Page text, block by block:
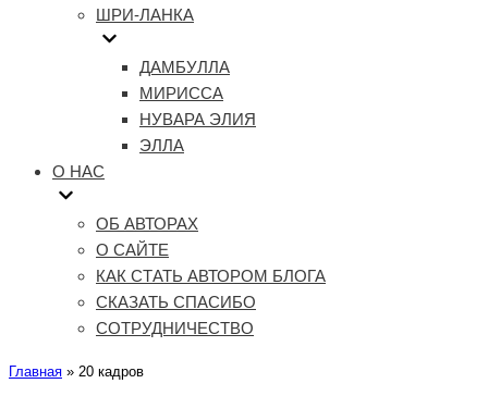
ШРИ-ЛАНКА
ДАМБУЛЛА
МИРИССА
НУВАРА ЭЛИЯ
ЭЛЛА
О НАС
ОБ АВТОРАХ
О САЙТЕ
КАК СТАТЬ АВТОРОМ БЛОГА
СКАЗАТЬ СПАСИБО
СОТРУДНИЧЕСТВО
Главная » 20 кадров